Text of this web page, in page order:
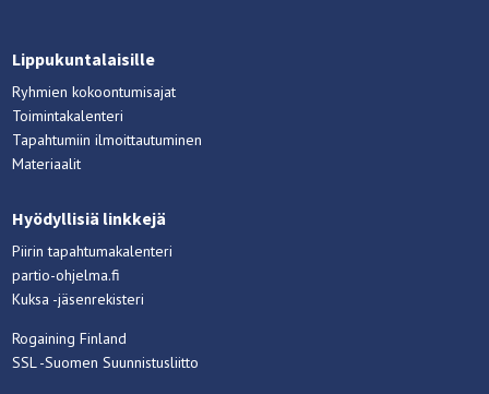
Lippukuntalaisille
Ryhmien kokoontumisajat
Toimintakalenteri
Tapahtumiin ilmoittautuminen
Materiaalit
Hyödyllisiä linkkejä
Piirin tapahtumakalenteri
partio-ohjelma.fi
Kuksa -jäsenrekisteri
Rogaining Finland
SSL -Suomen Suunnistusliitto